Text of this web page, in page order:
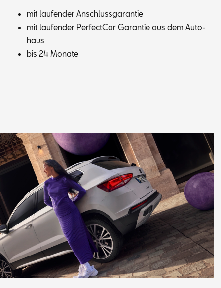
mit lau­fen­der An­schluss­ga­ran­tie
mit lau­fen­der Per­fec­t­Car Ga­ran­tie aus dem Au­to­
haus
bis 24 Mo­na­te